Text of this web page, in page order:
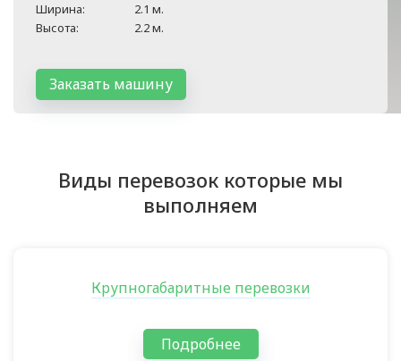
Ширина:
2.1 м.
Высота:
2.2 м.
Заказать машину
Виды перевозок которые мы
выполняем
Крупногабаритные перевозки
Подробнее